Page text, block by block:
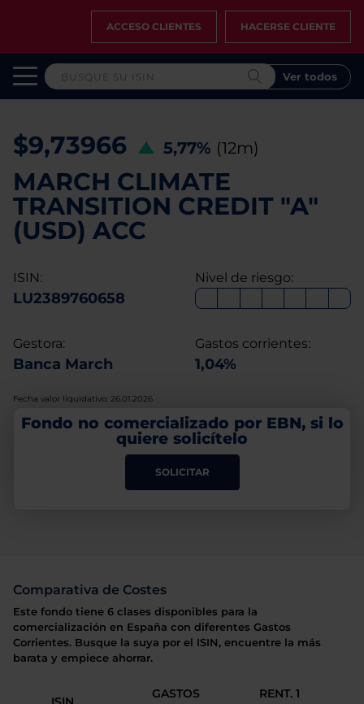
ACCESO CLIENTES HACERSE CLIENTE
Ver todos
$9,73966 5,77% (12m)
MARCH CLIMATE
TRANSITION CREDIT "A"
(USD) ACC
ISIN:
LU2389760658
Nivel de riesgo:
Gestora:
Banca March
Gastos corrientes:
1,04%
Fecha valor liquidativo: 26.01.2026
Fondo no comercializado por EBN, si lo
quiere solicítelo
SOLICITAR
Comparativa de Costes
Este fondo tiene 6 clases disponibles para la
comercialización en España con diferentes Gastos
Corrientes. Busque la suya por el ISIN, encuentre la más
barata y empiece ahorrar.
GASTOS
RENT. 1